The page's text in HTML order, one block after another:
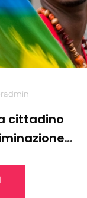
cittadino